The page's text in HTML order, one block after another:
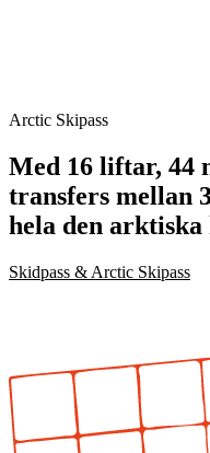
Arctic Skipass
Med 16 liftar, 44
transfers mellan
hela den arktiska
Skidpass & Arctic Skipass